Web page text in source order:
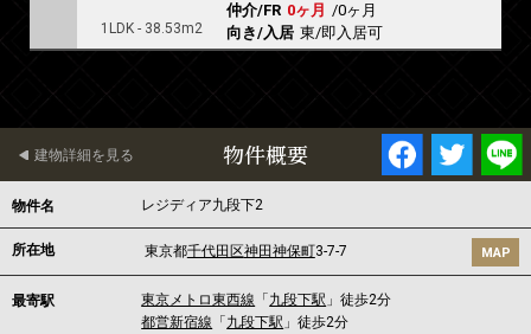
1LDK - 38.53m2
仲介/FR 0ヶ月 /0ヶ月
向き/入居 東/即入居可
物件概要
建物詳細を見る
物件名 レジディア九段下2
所在地 東京都千代田区神田神保町3-7-7 MAP
最寄駅 東京メトロ東西線 「 九段下駅 」徒歩2分
都営新宿線 「 九段下駅 」徒歩2分